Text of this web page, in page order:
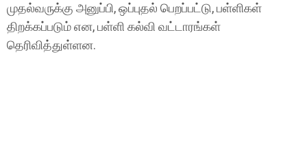
முதல்வருக்கு அனுப்பி, ஒப்புதல் பெறப்பட்டு, பள்ளிகள்
திறக்கப்படும் என, பள்ளி கல்வி வட்டாரங்கள்
தெரிவித்துள்ளன.